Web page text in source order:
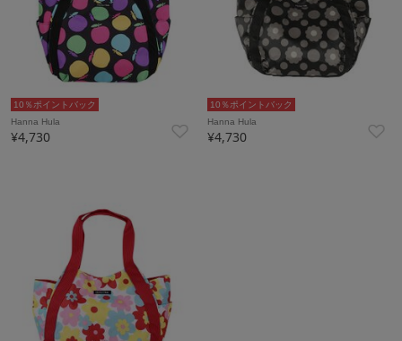
10％ポイントバック
Hanna Hula
¥4,730
10％ポイントバック
Hanna Hula
¥4,730